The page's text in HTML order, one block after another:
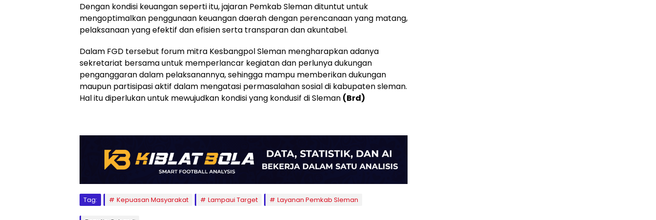
Dengan kondisi keuangan seperti itu, jajaran Pemkab Sleman dituntut untuk
mengoptimalkan penggunaan keuangan daerah dengan perencanaan yang matang,
pelaksanaan yang efektif dan efisien serta transparan dan akuntabel.
Dalam FGD tersebut forum mitra Kesbangpol Sleman mengharapkan adanya
sekretariat bersama untuk memperlancar kegiatan dan perlunya dukungan
penganggaran dalam pelaksanannya, sehingga mampu memberikan dukungan
maupun partisipasi aktif dalam mengatasi permasalahan sosial di kabupaten sleman.
Hal itu diperlukan untuk mewujudkan kondisi yang kondusif di Sleman (Brd)
Tag: Kepuasan Masyarakat Lampaui Target Layanan Pemkab Sleman